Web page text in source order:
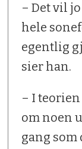
– Det vil
hele
egentlig
sier han.
– I
om noen
gang som